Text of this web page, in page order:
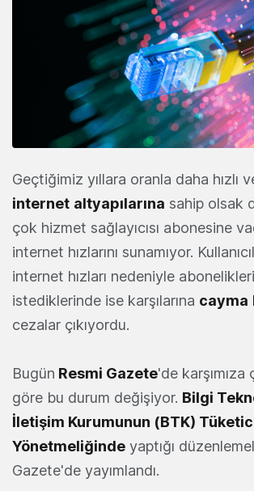
Geçtiğimiz yıllara oranla daha hızlı
internet altyapılarına sahip olsak
çok hizmet sağlayıcısı abonesine
internet hızlarını sunamıyor.
internet hızları nedeniyle
istediklerinde ise karşılarına cayma
cezalar çıkıyordu.
Bugün Resmi Gazete'de karşımıza
göre bu durum değişiyor. Bilgi
İletişim Kurumunun (BTK)
Yönetmeliğinde yaptığı
Gazete'de yayımlandı.